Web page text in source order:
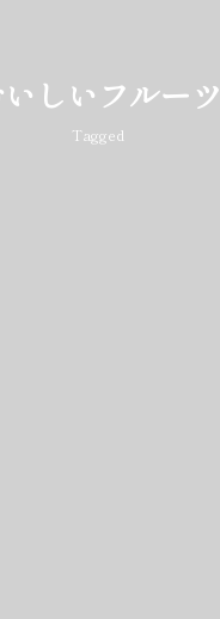
しいフルーツ
Tagged